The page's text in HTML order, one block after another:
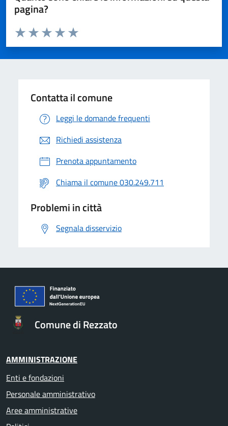
pagina?
Valuta da 1 a 5 stelle la pagina
Valuta 5 stelle su 5
Valuta 4 stelle su 5
Valuta 3 stelle su 5
Valuta 2 stelle su 5
Valuta 1 stelle su 5
Contatta il comune
Leggi le domande frequenti
Richiedi assistenza
Prenota appuntamento
Chiama il comune 030.249.711
Problemi in città
Segnala disservizio
Comune di Rezzato
AMMINISTRAZIONE
Enti e fondazioni
Personale amministrativo
Aree amministrative